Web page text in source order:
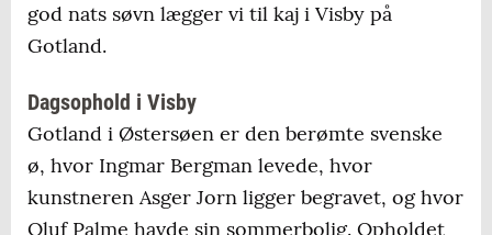
god nats søvn lægger vi til kaj i Visby på
Gotland.
Dagsophold i Visby
Gotland i Østersøen er den berømte svenske
ø, hvor Ingmar Bergman levede, hvor
kunstneren Asger Jorn ligger begravet, og hvor
Oluf Palme havde sin sommerbolig. Opholdet